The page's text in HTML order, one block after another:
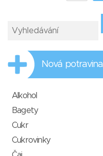
Nová potravina
Alkohol
Bagety
Cukr
Cukrovinky